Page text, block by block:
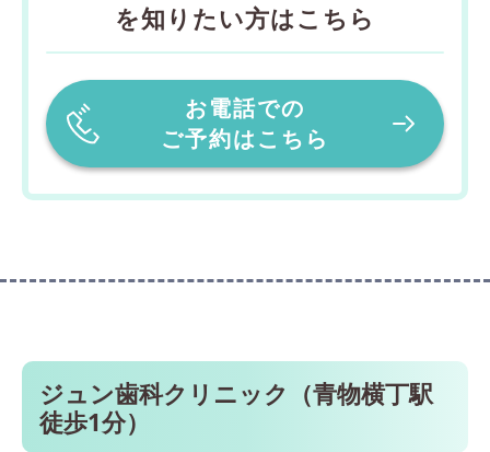
を知りたい方はこちら
お電話での
ご予約はこちら
ジュン歯科クリニック（青物横丁駅
徒歩1分）